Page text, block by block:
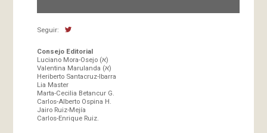
Seguir:
Consejo Editorial
Luciano Mora-Osejo (א)
Valentina Marulanda (א)
Heriberto Santacruz-Ibarra
Lia Master
Marta-Cecilia Betancur G.
Carlos-Alberto Ospina H.
Jairo Ruiz-Mejía
Carlos-Enrique Ruiz.